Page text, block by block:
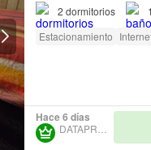
2 dormitorios 1
Estacionamiento
Hace 6 días
DATAPROP SPA